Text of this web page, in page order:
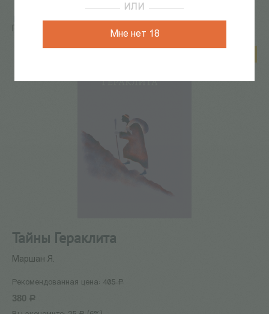
ИЛИ
Мне нет 18
Главная / КАТАЛОГ КНИГ / детская литература /
Гераклита
Тайны Гераклита
Маршан Я.
Рекомендованная цена: 405 Р
380 Р